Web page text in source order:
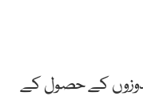
پاکستان کے دوران 8 ہنگور کلاس آبدوزوں کے حصول کے